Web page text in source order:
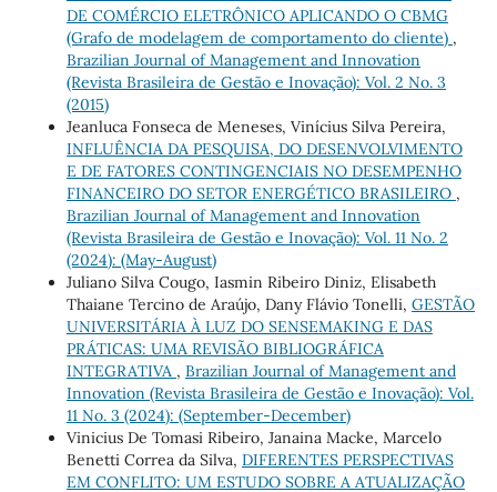
DE COMÉRCIO ELETRÔNICO APLICANDO O CBMG
(Grafo de modelagem de comportamento do cliente) ,
Brazilian Journal of Management and Innovation
(Revista Brasileira de Gestão e Inovação): Vol. 2 No. 3
(2015)
Jeanluca Fonseca de Meneses, Vinícius Silva Pereira,
INFLUÊNCIA DA PESQUISA, DO DESENVOLVIMENTO
E DE FATORES CONTINGENCIAIS NO DESEMPENHO
FINANCEIRO DO SETOR ENERGÉTICO BRASILEIRO ,
Brazilian Journal of Management and Innovation
(Revista Brasileira de Gestão e Inovação): Vol. 11 No. 2
(2024): (May-August)
Juliano Silva Cougo, Iasmin Ribeiro Diniz, Elisabeth
Thaiane Tercino de Araújo, Dany Flávio Tonelli, GESTÃO
UNIVERSITÁRIA À LUZ DO SENSEMAKING E DAS
PRÁTICAS: UMA REVISÃO BIBLIOGRÁFICA
INTEGRATIVA , Brazilian Journal of Management and
Innovation (Revista Brasileira de Gestão e Inovação): Vol.
11 No. 3 (2024): (September-December)
Vinicius De Tomasi Ribeiro, Janaina Macke, Marcelo
Benetti Correa da Silva, DIFERENTES PERSPECTIVAS
EM CONFLITO: UM ESTUDO SOBRE A ATUALIZAÇÃO